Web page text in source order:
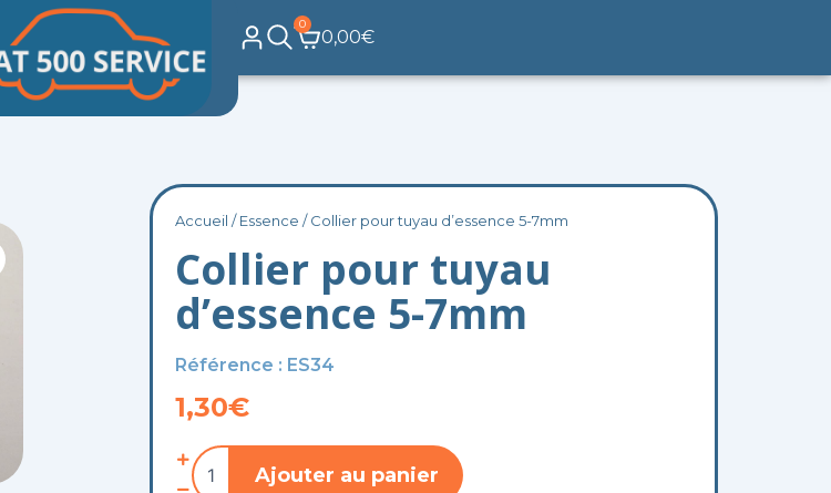
0,00€
0
Panier
Accueil /Essence / Collier pour tuyau d’essence 5-7mm
Collier pour tuyau
d’essence 5-7mm
Référence : ES34
1,30€
quantité
de
Ajouter au panier